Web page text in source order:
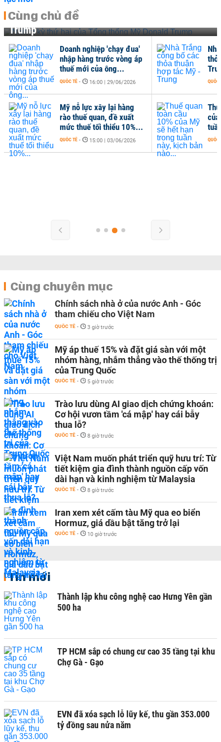
Cùng chủ đề
Nhiệm kỳ thứ hai của Tổng thống Mỹ Donald
Trump
QUỐC
Doanh nghiệp 'chạy đua'
nhập hàng trước vòng áp
thuế mới của ông...
QUỐC TẾ - 16:00 | 29/06/2026
Mỹ nỗ lực xây lại hàng
rào thuế quan, đề xuất
mức thuế tối thiểu 10%...
QUỐC TẾ - 15:00 | 03/06/2026
QUỐC
Cùng chuyên mục
Chính sách nhà ở của nước Anh - Góc
tham chiếu cho Việt Nam
QUỐC TẾ - 3 giờ trước
Mỹ áp thuế 15% và đặt giá sàn với một
nhóm hàng, nhắm thẳng vào thế thống trị
của Trung Quốc
QUỐC TẾ - 5 giờ trước
Trào lưu dùng AI giao dịch chứng khoán:
Cơ hội vươn tầm 'cá mập' hay cái bẫy
thua lỗ?
QUỐC TẾ - 8 giờ trước
Việt Nam muốn phát triển quỹ hưu trí: Từ
tiết kiệm gia đình thành nguồn cấp vốn
dài hạn và kinh nghiệm từ Malaysia
QUỐC TẾ - 8 giờ trước
Iran xem xét cấm tàu Mỹ qua eo biển
Hormuz, giá dầu bật tăng trở lại
QUỐC TẾ - 10 giờ trước
Tin mới
Thành lập khu công nghệ cao Hưng Yên gần
500 ha
TP HCM sắp có chung cư cao 35 tầng tại khu
Chợ Gà - Gạo
EVN đã xóa sạch lỗ lũy kế, thu gần 353.000
tỷ đồng sau nửa năm